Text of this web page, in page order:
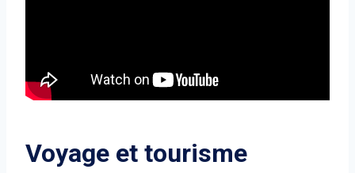
Voyage et tourisme